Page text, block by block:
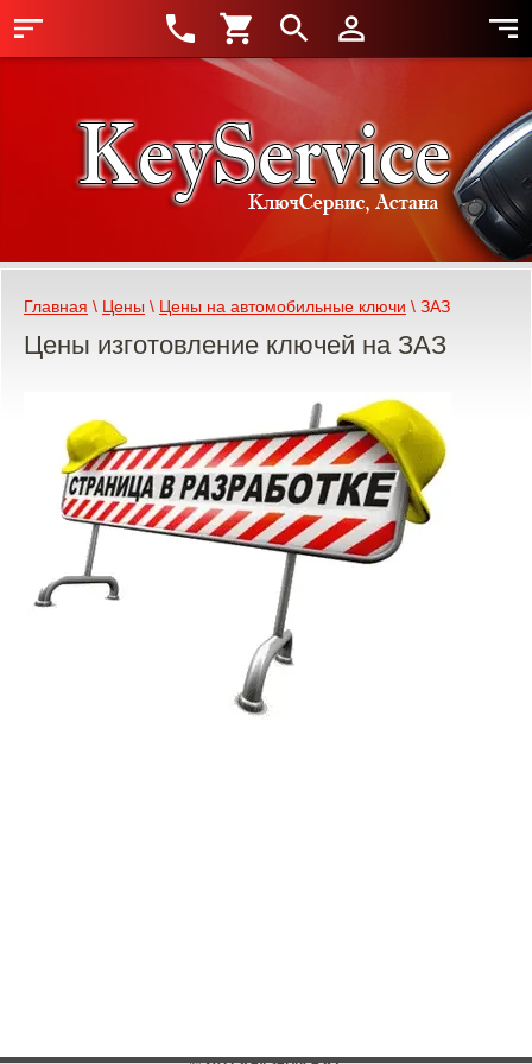
Главная \ Цены \ Цены на автомобильные ключи \ ЗАЗ
Цены изготовление ключей на ЗАЗ